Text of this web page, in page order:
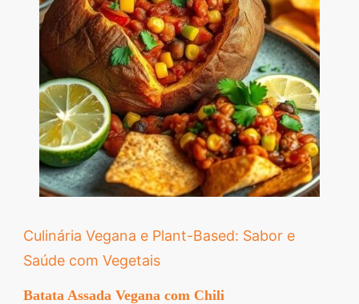
Culinária Vegana e Plant-Based: Sabor e
Saúde com Vegetais
Batata Assada Vegana com Chili